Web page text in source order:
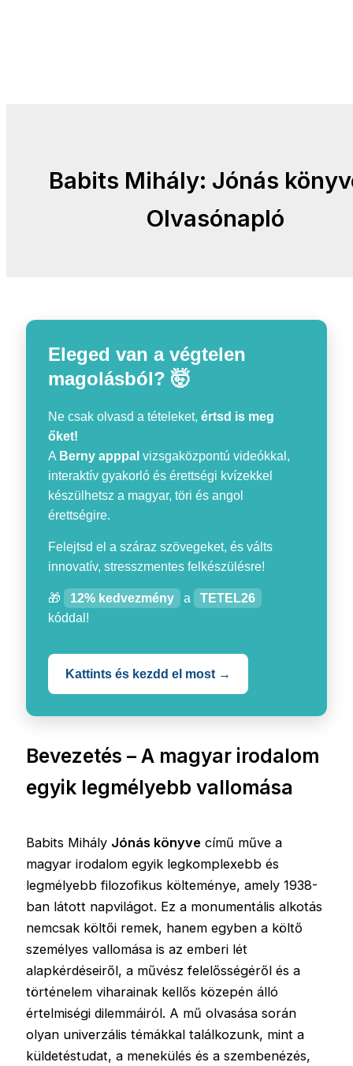
Babits Mihály: Jónás
Olvasónapló
Eleged van a végtelen
magolásból? 🤯
Ne csak olvasd a tételeket,értsd is meg
őket!
A Berny apppal vizsgaközpontú videókkal,
interaktív gyakorló és érettségi kvízekkel
készülhetsz a magyar, töri és angol
érettségire.
Felejtsd el a száraz szövegeket, és válts
innovatív, stresszmentes felkészülésre!
🎁 12% kedvezmény a
TETEL26
kóddal!
Kattints és kezdd el most →
Bevezetés – A magyar irodalom
egyik legmélyebb vallomása
Babits Mihály Jónás könyve című műve a
magyar irodalom egyik legkomplexebb és
legmélyebb filozofikus költeménye, amely 1938-
ban látott napvilágot. Ez a monumentális alkotás
nemcsak költői remek, hanem egyben a költő
személyes vallomása is az emberi lét
alapkérdéseiről, a művész felelősségéről és a
történelem viharainak kellős közepén álló
értelmiségi dilemmáiról. A mű olvasása során
olyan univerzális témákkal találkozunk, mint a
küldetéstudat, a menekülés és a szembenézés,